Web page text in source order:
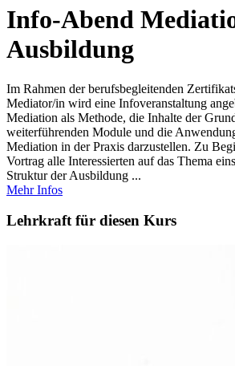
Info-Abend
Ausbildung
Im Rahmen der berufsbegleitenden
Mediator/in wird eine Infoveranstaltung
Mediation als Methode, die Inhalte der
weiterführenden Module und die
Mediation in der Praxis darzustellen. Zu
Vortrag alle Interessierten auf das Thema
Struktur der Ausbildung ...
Mehr Infos
Lehrkraft für diesen Kurs